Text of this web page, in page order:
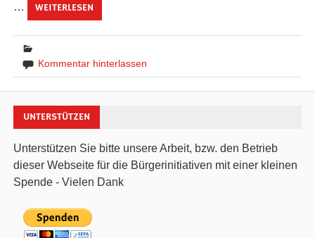
… WEITERLESEN
Kommentar hinterlassen
UNTERSTÜTZEN
Unterstützen Sie bitte unsere Arbeit, bzw. den Betrieb
dieser Webseite für die Bürgerinitiativen mit einer kleinen
Spende - Vielen Dank